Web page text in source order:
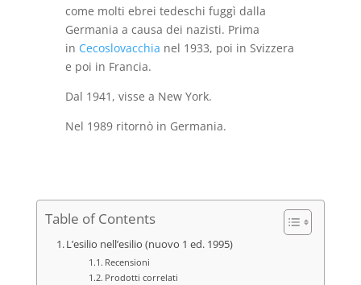
come molti ebrei tedeschi fuggì dalla
Germania a causa dei nazisti. Prima
in Cecoslovacchia nel 1933, poi in Svizzera
e poi in Francia.
Dal 1941, visse a New York.
Nel 1989 ritornò in Germania.
Table of Contents
L’esilio nell’esilio (nuovo 1 ed. 1995)
Recensioni
Prodotti correlati